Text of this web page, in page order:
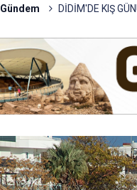
Gündem DİDİM'DE KIŞ